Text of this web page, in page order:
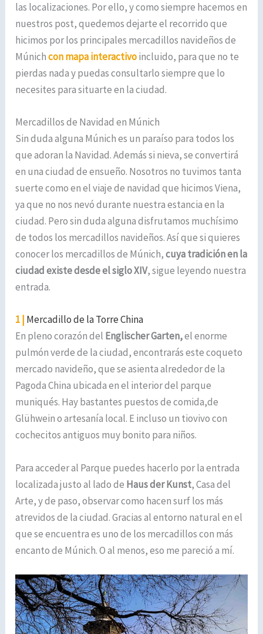
las localizaciones. Por ello, y como siempre hacemos en
nuestros post, quedemos dejarte el recorrido que
hicimos por los principales mercadillos navideños de
Múnichcon mapa interactivoincluido, para que no te
pierdas nada y puedas consultarlo siempre que lo
necesites para situarte en la ciudad.
Mercadillos de Navidad en Múnich
Sin duda alguna Múnich es un paraíso para todos los
que adoran la Navidad. Además si nieva, se convertirá
en una ciudad de ensueño. Nosotros no tuvimos tanta
suerte como en el viaje de navidad que hicimos Viena,
ya que no nos nevó durante nuestra estancia en la
ciudad. Pero sin duda alguna disfrutamos muchísimo
de todos los mercadillos navideños. Así que si quieres
conocer los mercadillos de Múnich,cuya tradición en la
ciudad existe desde el siglo XIV, sigue leyendo nuestra
entrada.
1 | Mercadillo de la Torre China
En pleno corazón del Englischer Garten,el enorme
pulmón verde de la ciudad, encontrarás este coqueto
mercado navideño, que se asienta alrededor de la
Pagoda China ubicada en el interior del parque
muniqués. Hay bastantes puestos de comida,de
Glühwein o artesanía local. E incluso un tiovivo con
cochecitos antiguos muy bonito para niños.
Para acceder al Parque puedes hacerlo por la entrada
localizada justo al lado de Haus der Kunst, Casa del
Arte, y de paso, observar como hacen surf los más
atrevidos de la ciudad. Gracias al entorno natural en el
que se encuentra es uno de los mercadillos con más
encanto de Múnich. O al menos, eso me pareció a mí.